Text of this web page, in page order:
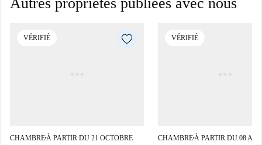
VÉRIFIÉ
CHAMBRE■À PARTIR DU 21 OCTOBRE
VÉRIFIÉ
CHAMBRE■À PARTIR DU 08